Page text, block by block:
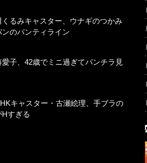
くるみキャスター、ウナギのつかみ
のパンティライン
愛子、42歳でミニ過ぎてパンチラ見
キャスター・古瀬絵理、手ブラの
すぎる